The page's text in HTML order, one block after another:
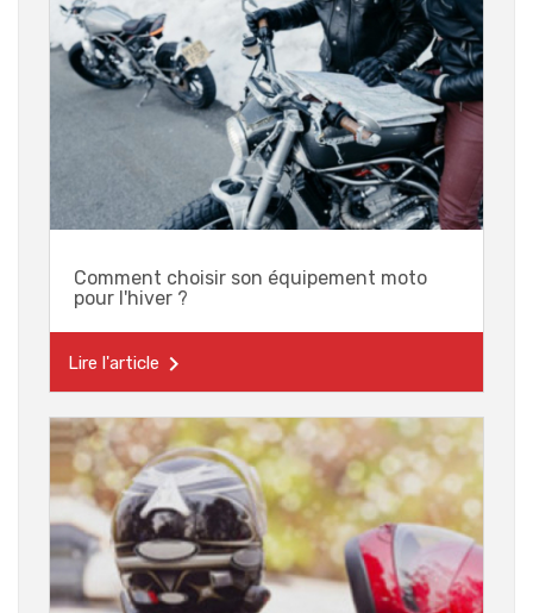
Comment choisir son équipement moto
pour l'hiver ?
Lire l'article 